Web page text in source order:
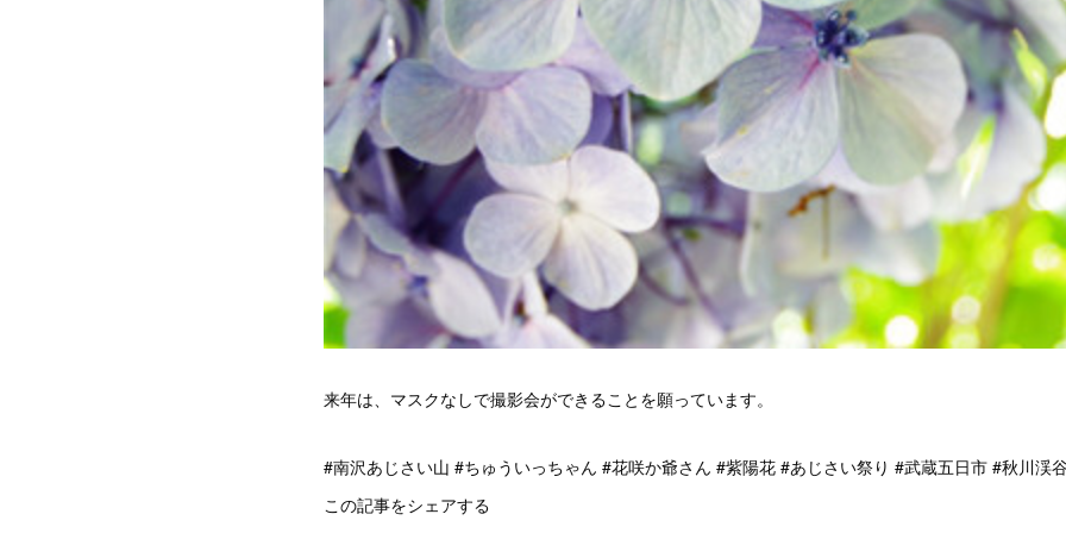
来年は、マスクなしで撮影会ができることを願っています。
#南沢あじさい山 #ちゅういっちゃん #花咲か爺さん #紫陽花 #あじさい祭り #武蔵五日市 #秋川
この記事をシェアする